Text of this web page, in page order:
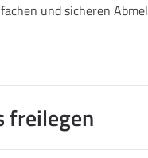
und sicheren
freilegen